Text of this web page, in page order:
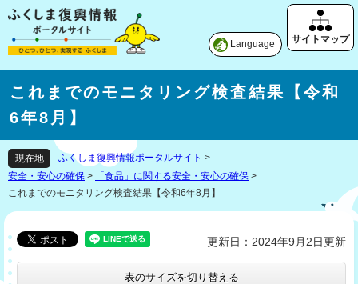
Language
これまでのモニタリング検査結果【令和
6年8月】
現在地 ふくしま復興情報ポータルサイト >
安全・安心の確保 > 「食品」に関する安全・安心の確保 >
これまでのモニタリング検査結果【令和6年8月】
更新日：2024年9月2日更新
表のサイズを切り替える